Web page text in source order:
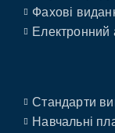
Фахові
Електронний
Стандарти
Навчальні